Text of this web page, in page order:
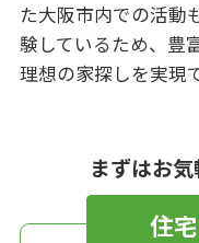
た大阪市内での活動
験しているため、豊
理想の家探しを実現
まずはお
住